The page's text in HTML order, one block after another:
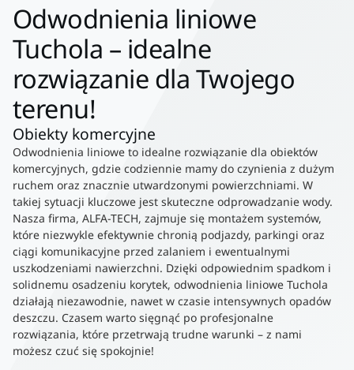
Odwodnienia liniowe
Tuchola – idealne
rozwiązanie dla Twojego
terenu!
Obiekty komercyjne
Odwodnienia liniowe to idealne rozwiązanie dla obiektów
komercyjnych, gdzie codziennie mamy do czynienia z dużym
ruchem oraz znacznie utwardzonymi powierzchniami. W
takiej sytuacji kluczowe jest skuteczne odprowadzanie wody.
Nasza firma, ALFA-TECH, zajmuje się montażem systemów,
które niezwykle efektywnie chronią podjazdy, parkingi oraz
ciągi komunikacyjne przed zalaniem i ewentualnymi
uszkodzeniami nawierzchni. Dzięki odpowiednim spadkom i
solidnemu osadzeniu korytek, odwodnienia liniowe Tuchola
działają niezawodnie, nawet w czasie intensywnych opadów
deszczu. Czasem warto sięgnąć po profesjonalne
rozwiązania, które przetrwają trudne warunki – z nami
możesz czuć się spokojnie!